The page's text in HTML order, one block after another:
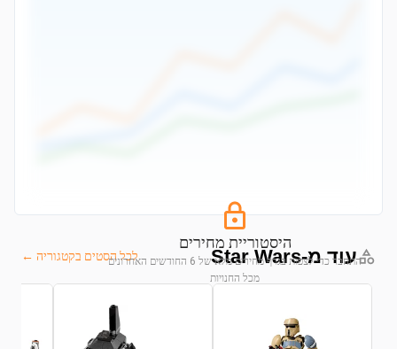
היסטוריית מחירים
התחבר כדי לצפות בגרף מחירים מלא של 6 החודשים האחרונים
מכל החנויות
עוד מ-Star Wars לכל הסטים בקטגוריה ←